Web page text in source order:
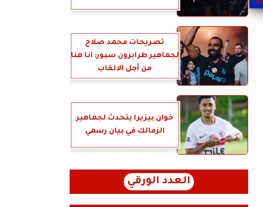
تصريحات محمد صلاح
لجماهير طرابزون سبور: انا هنا
من أجل الالقاب
خوان بيزيرا يتحدث لجماهير
الزمالك في بيان رسمي
العدد الورقي